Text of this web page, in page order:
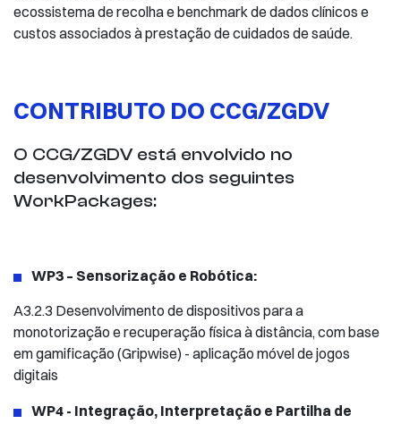
ecossistema de recolha e benchmark de dados clínicos e
custos associados à prestação de cuidados de saúde.
CONTRIBUTO DO CCG/ZGDV
O CCG/ZGDV está envolvido no
desenvolvimento dos seguintes
WorkPackages:
WP3 – Sensorização e Robótica:
A3.2.3 Desenvolvimento de dispositivos para a
monotorização e recuperação física à distância, com base
em gamificação (Gripwise) - aplicação móvel de jogos
digitais
WP4 - Integração, Interpretação e Partilha de